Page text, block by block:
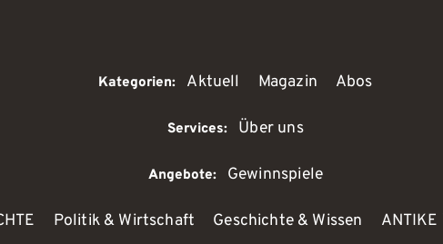
Kategorien: Aktuell Magazin Abos
Services: Über uns
Angebote: Gewinnspiele
Politik & Wirtschaft Geschichte & Wissen